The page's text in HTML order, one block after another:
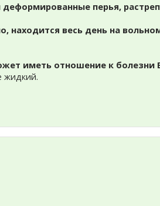
перья,
находится весь день на
иметь отношение к болезни
жидкий.